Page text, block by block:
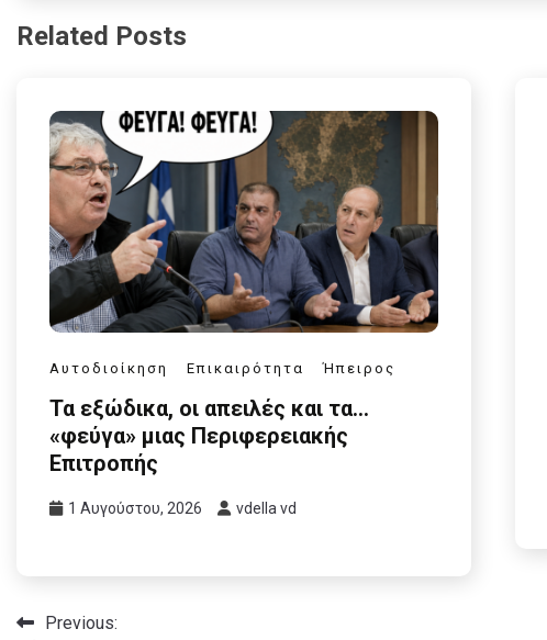
Related Posts
Αυτοδιοίκηση Επικαιρότητα Ήπειρος
Τα εξώδικα, οι απειλές και τα…
«φεύγα» μιας Περιφερειακής
Επιτροπής
1 Αυγούστου, 2026 vdella vd
Πλοήγηση
Previous: